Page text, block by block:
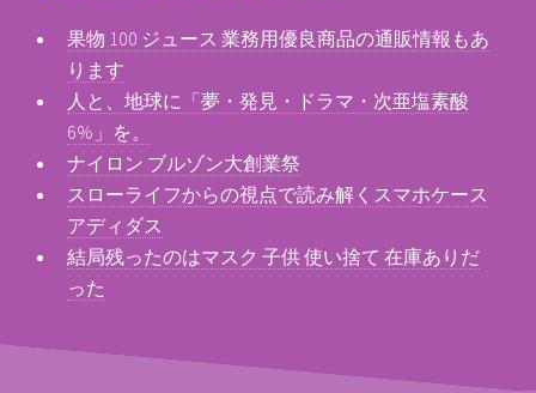
果物 100 ジュース 業務用優良商品の通販情報もあ
ります
人と、地球に「夢・発見・ドラマ・次亜塩素酸
6%」を。
ナイロン ブルゾン大創業祭
スローライフからの視点で読み解くスマホケース
アディダス
結局残ったのはマスク 子供 使い捨て 在庫ありだ
った